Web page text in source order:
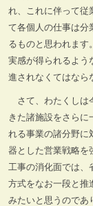
れ、これに伴って従
て各個人の仕事は分
るものと思われます
実感が得られるよう
進されなくてはなら
さて、わたくしは
きた諸施設をさら
れる事業の諸分野に
器とした営業戦略を
工事の消化面では、
方式をなお一段と推
みたいと思うのであ